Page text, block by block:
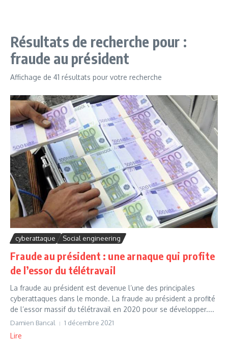
Résultats de recherche pour :
fraude au président
Affichage de 41 résultats pour votre recherche
cyberattaque Social engineering
Fraude au président : une arnaque qui profite
de l’essor du télétravail
La fraude au président est devenue l’une des principales
cyberattaques dans le monde. La fraude au président a profité
de l’essor massif du télétravail en 2020 pour se développer....
Damien Bancal 1 décembre 2021
Lire